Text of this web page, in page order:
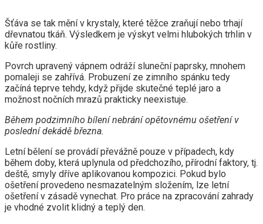
Šťáva se tak mění v krystaly, které těžce zraňují nebo trhají
dřevnatou tkáň. Výsledkem je výskyt velmi hlubokých trhlin v
kůře rostliny.
Povrch upravený vápnem odráží sluneční paprsky, mnohem
pomaleji se zahřívá. Probuzení ze zimního spánku tedy
začíná teprve tehdy, když přijde skutečné teplé jaro a
možnost nočních mrazů prakticky neexistuje.
Během podzimního bílení nebrání opětovnému ošetření v
poslední dekádě března.
Letní bělení se provádí převážně pouze v případech, kdy
během doby, která uplynula od předchozího, přírodní faktory, tj.
deště, smyly dříve aplikovanou kompozici. Pokud bylo
ošetření provedeno nesmazatelným složením, lze letní
ošetření v zásadě vynechat. Pro práce na zpracování zahrady
je vhodné zvolit klidný a teplý den.